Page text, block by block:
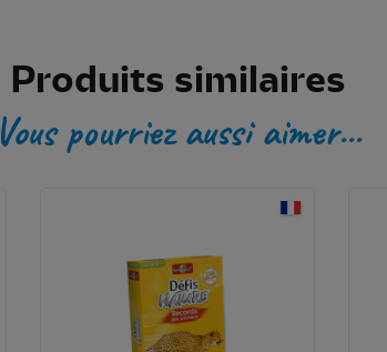
Produits similaires
Vous pourriez aussi aimer...